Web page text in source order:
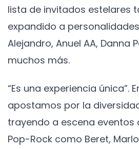
lista de invitados estelares
expandido a
Alejandro, Anuel AA, Danna
muchos más.
“Es una experiencia única”.
apostamos por la
trayendo a escena eventos
Pop-Rock como Beret,